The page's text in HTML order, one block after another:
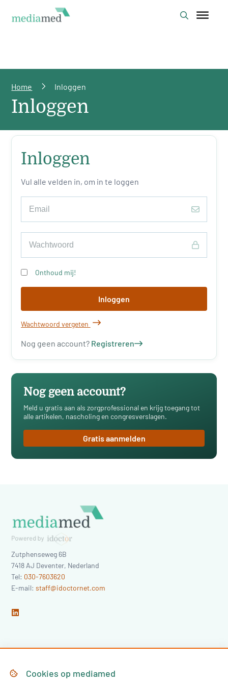
Home Inloggen
Inloggen
Inloggen
Vul alle velden in, om in te loggen
Onthoud mij!
Inloggen
Wachtwoord vergeten
Nog geen account? Registreren
Nog geen account?
Meld u gratis aan als zorgprofessional en krijg toegang tot
alle artikelen, nascholing en congresverslagen.
Gratis aanmelden
Zutphenseweg 6B
7418 AJ Deventer, Nederland
Tel: 030-7603620
E-mail:staff@idoctornet.com
HomeCookies op mediamed